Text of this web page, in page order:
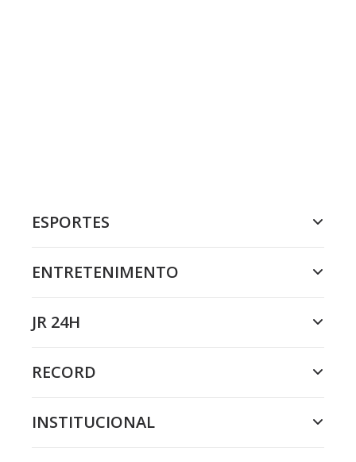
ESPORTES
ENTRETENIMENTO
JR 24H
RECORD
INSTITUCIONAL